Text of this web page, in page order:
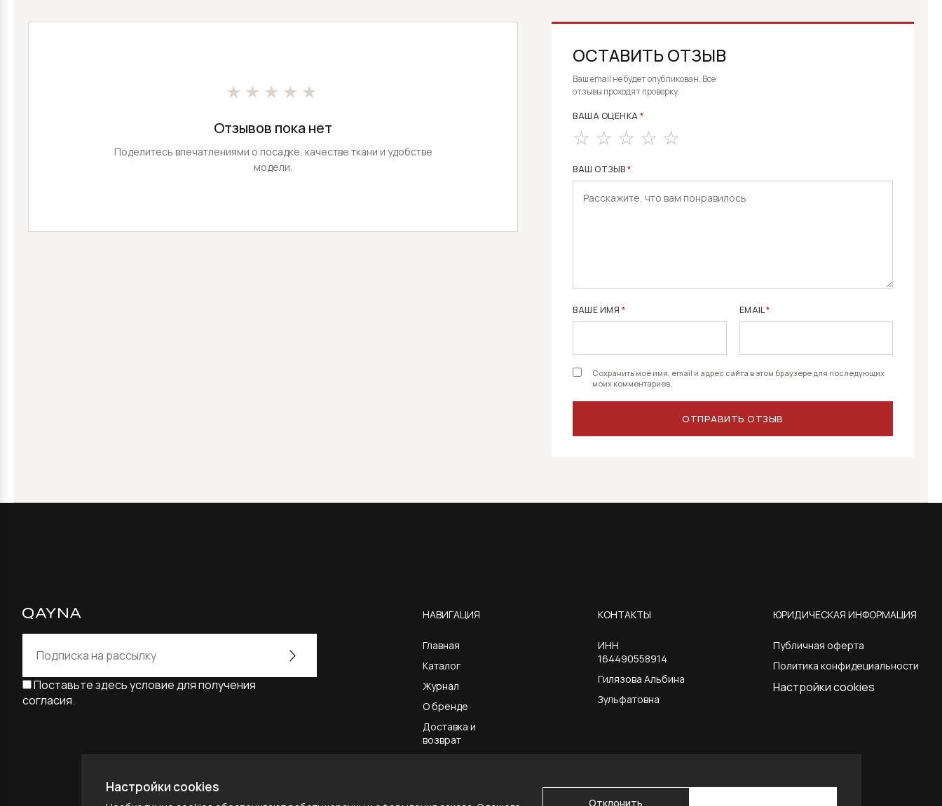
★★★★★
Отзывов пока нет
Поделитесь впечатлениями о посадке, качестве ткани и удобстве
модели.
ОСТАВИТЬ ОТЗЫВ
Ваш email не будет опубликован. Все
отзывы проходят проверку.
ВАША ОЦЕНКА*
ВАШ ОТЗЫВ*
ВАШЕ ИМЯ * EMAIL*
Сохранить моё имя, email и адрес сайта в этом браузере для последующих
моих комментариев.
ALTERNATIVE:
Поставьте здесь условие для получения
согласия.
НАВИГАЦИЯ
Главная
Каталог
Журнал
О бренде
Доставка и
возврат
КОНТАКТЫ
ИНН
164490558914
Гилязова Альбина
Зульфатовна
ЮРИДИЧЕСКАЯ ИНФОРМАЦИЯ
Публичная оферта
Политика конфидециальности
Настройки cookies
Настройки cookies
Отклонить